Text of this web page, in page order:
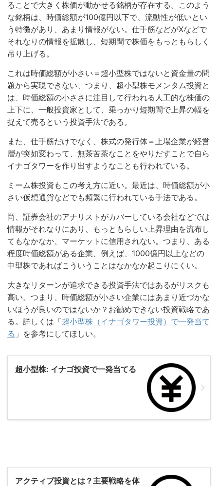
ることで大きく株価が動かせる銘柄が存在する。このよう
な銘柄は、時価総額が100億円以下で、流動性が低いとい
う特徴があり、あまり情報がない。仕手筋などがXなどで
それなりの情報を拡散し、短期間で株価をもっともらしく
吊り上げる。
これは時価総額が小さい＝超小型株ではないと資金量の問
題から実現できない、つまり、超小型株モメンタム投資と
は、時価総額の小ささに注目して行われる人工的な株価の
上下に、一般投資家として、乗っかり短期間で上昇の幅を
捉えて売るという投資手法である。
また、仕手筋だけでなく、株式の発行体＝上場企業が経営
層が突如変わって、無茶苦茶なことをやりだすことで自ら
イナゴタワーを作り出すようなことも行われている。
ミーム株投資もこの考え方に近い。最近は、時価総額が小
さい仮想通貨などでも頻繁に行われている手法である。
尚、証券会社のアナリストがカバーしている会社などでは
情報がそれなりにあり、もっともらしい上昇理由を流布し
てもなかなか、マーケットに信用されない。つまり、ある
程度時価総額がある企業、例えば、1000億円以上などの
中型株であればこういうことはなかなか起こりにくい。
大きなリターンが追求できる投資手法ではあるがリスクも
高い。つまり、時価総額が小さい企業にはあまり近づかな
いほうが良いのではないか？お勧めできない投資戦略であ
る。詳しくは「超小型株（イナゴタワー投資）で一発当て
る 」を参考にしてほしい。
超小型株: イナゴ投資で一発当てる
アクティブ投資とは？主要戦略を体